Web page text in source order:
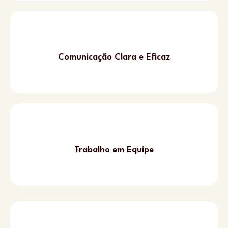
Comunicação Clara e Eficaz
Trabalho em Equipe